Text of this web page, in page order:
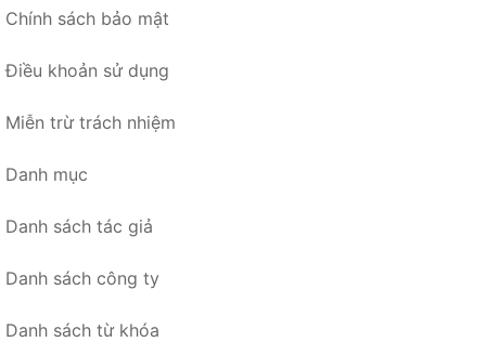
Chính sách bảo mật
Điều khoản sử dụng
Miễn trừ trách nhiệm
Danh mục
Danh sách tác giả
Danh sách công ty
Danh sách từ khóa